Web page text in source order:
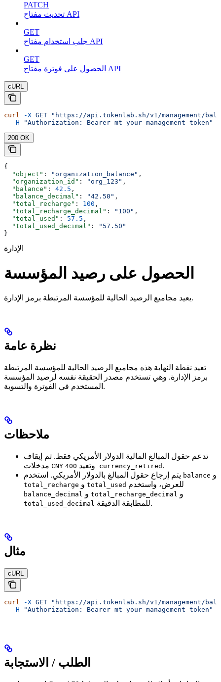
PATCH
تحديث مفتاح API
GET
جلب استخدام مفتاح API
GET
الحصول على فوترة مفتاح API
cURL
curl -X GET "https://api.tokenlab.sh/v1/management/
  -H
"Authorization: Bearer mt-your-management-token"
200 OK
{
  "object"
: "organization_balance" ,
  "organization_id"
: "org_123" ,
  "balance"
: 42.5 ,
  "balance_decimal"
: "42.50" ,
  "total_recharge"
: 100 ,
  "total_recharge_decimal"
: "100" ,
  "total_used"
: 57.5 ,
  "total_used_decimal"
:
"57.50"
}
الإدارة
الحصول على رصيد المؤسسة
يعيد مجاميع الرصيد الحالية للمؤسسة المرتبطة برمز الإدارة.
نظرة عامة
تعيد نقطة النهاية هذه مجاميع الرصيد الحالية للمؤسسة المرتبطة
برمز الإدارة. وهي تستخدم مصدر الحقيقة نفسه لرصيد المؤسسة
المستخدم في الفوترة والتسوية.
ملاحظات
تدعم حقول المبالغ المالية الدولار الأمريكي فقط. تم إيقاف
CNY وتعيد 400 currency_retired .
balance و
total_recharge total_used للعرض، واستخدم
balance_decimal total_recharge_decimal و
total_used_decimal للمطابقة الدقيقة.
مثال
cURL
curl -X GET "https://api.tokenlab.sh/v1/management/
  -H
"Authorization: Bearer mt-your-management-token"
الطلب / الاستجابة